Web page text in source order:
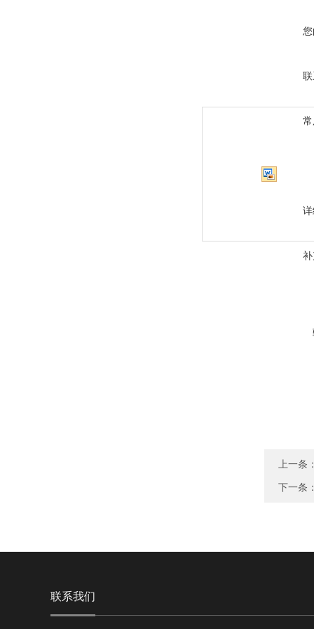
您
联
常
详
补
上一条：
下一条：
联系我们